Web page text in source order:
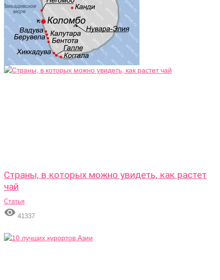
Страны, в которых можно увидеть, как растет
чай
Статья
 41337